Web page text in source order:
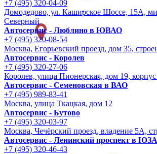
+7 (495) 320-04-09
Домодедово, ул. Каширское Шоссе, 15А,
Северный
Автосервис - Люблино в ЮВАО
+7 (495) 320-08-54
Москва, Егорьевский проезд, дом 35,
Автосервис - Королев
+7 (495) 320-27-06
Королев, улица Пионерская, дом 19, корпус
Автосервис - Семеновская в ВАО
+7 (495) 989-83-41
Москва, улица Ткацкая, дом 12
Автосервис - Бутово
+7 (495) 320-03-97
Москва, Чечёрский проезд, владение 5А,
Автосервис - Ленинский проспект в
+7 (495) 320-46-43